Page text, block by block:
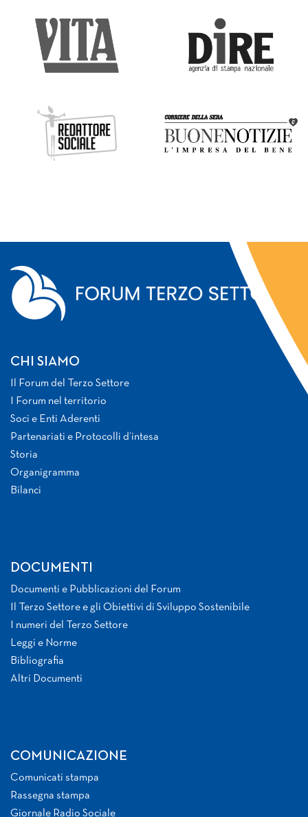
CHI SIAMO
Il Forum del Terzo Settore
I Forum nel territorio
Soci e Enti Aderenti
Partenariati e Protocolli d’intesa
Storia
Organigramma
Bilanci
DOCUMENTI
Documenti e Pubblicazioni del Forum
Il Terzo Settore e gli Obiettivi di Sviluppo Sostenibile
I numeri del Terzo Settore
Leggi e Norme
Bibliografia
Altri Documenti
COMUNICAZIONE
Comunicati stampa
Rassegna stampa
Giornale Radio Sociale